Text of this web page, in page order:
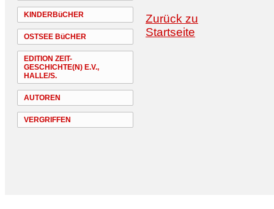
KINDERBüCHER
OSTSEE BüCHER
EDITION ZEIT-
GESCHICHTE(N) E.V.,
HALLE/S.
AUTOREN
VERGRIFFEN
Zurück zu
Startseite